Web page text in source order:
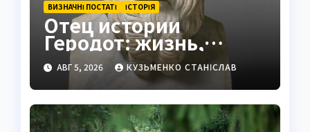
ВИЗНАЧНІ ПОСТАТІ ІСТОРІЯ
Отец истории
Геродот: жизнь,
труды и наследие
АВГ 5, 2026 КУЗЬМЕНКО СТАНІСЛАВ